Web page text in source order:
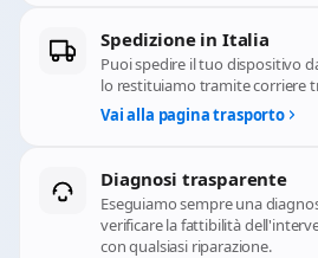
Spedizione in Italia
Puoi spedire il tuo dispositivo
lo restituiamo tramite corriere
Vai alla pagina trasporto
Diagnosi trasparente
Eseguiamo sempre una
verificare la fattibilità
con qualsiasi riparazione.